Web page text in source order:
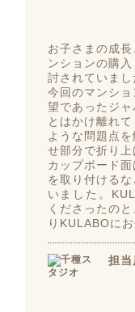
お子さまの成
ンションの購
討されていまし
今回のマンシ
望であったジ
とはかけ離れ
ような問題点
せ部分で折り上
カップボード
を取り付ける
いました。
くださったの
りKULABOに
担当